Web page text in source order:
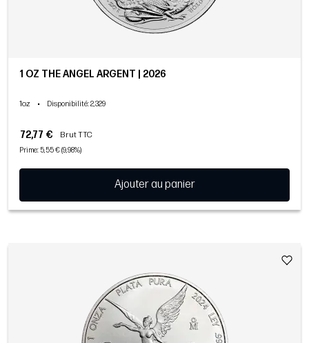
1 OZ THE ANGEL ARGENT | 2026
1oz • Disponibilité: 2,329
72,77 € Brut TTC
Prime: 5,55 € (9,98%)
Ajouter au panier